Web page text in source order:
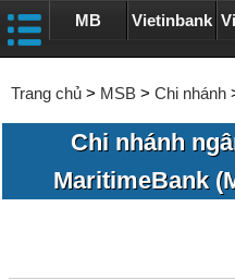
MB Vietinbank
Trang chủ > MSB > Chi nhánh
Chi nhánh
MaritimeBank